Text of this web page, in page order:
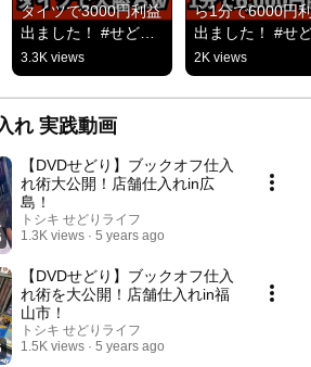
タイツで3000円利益
出ました！ #せどり
#せどり初心者 #セカ
スト #セカンドスト
リート
3.3K views
ら1分で6000円
出ました！ #せ
#せどり初心者 #
クオフ
2K views
れ 実践動画
【DVDせどり】ブックオフ仕入
れ術大公開！店舗仕入れin広
島！
トシキ せどりライフ
1.3K views
5 years ago
【DVDせどり】ブックオフ仕入
れ術を大公開！店舗仕入れin福
山市！
トシキ せどりライフ
1.5K views
5 years ago